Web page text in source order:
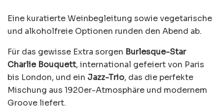
Eine kuratierte Weinbegleitung sowie vegetarische
und alkoholfreie Optionen runden den Abend ab.
Für das gewisse Extra sorgen Burlesque-Star
Charlie Bouquett, international gefeiert von Paris
bis London, und ein Jazz-Trio, das die perfekte
Mischung aus 1920er-Atmosphäre und modernem
Groove liefert.